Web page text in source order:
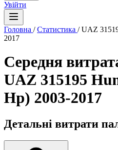
Увійти
Головна / Статистика / UAZ
2017
Середня
UAZ 315195
Hp) 2003-2017
Детальні витрати